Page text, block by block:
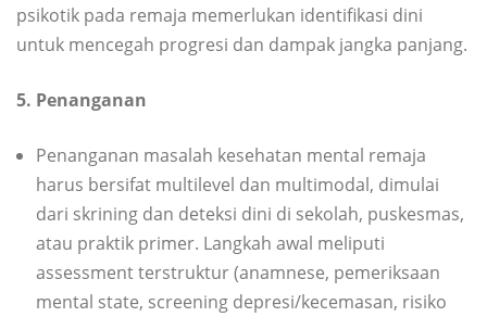
psikotik pada remaja memerlukan identifikasi dini
untuk mencegah progresi dan dampak jangka panjang.
5. Penanganan
Penanganan masalah kesehatan mental remaja
harus bersifat multilevel dan multimodal, dimulai
dari skrining dan deteksi dini di sekolah, puskesmas,
atau praktik primer. Langkah awal meliputi
assessment terstruktur (anamnese, pemeriksaan
mental state, screening depresi/kecemasan, risiko